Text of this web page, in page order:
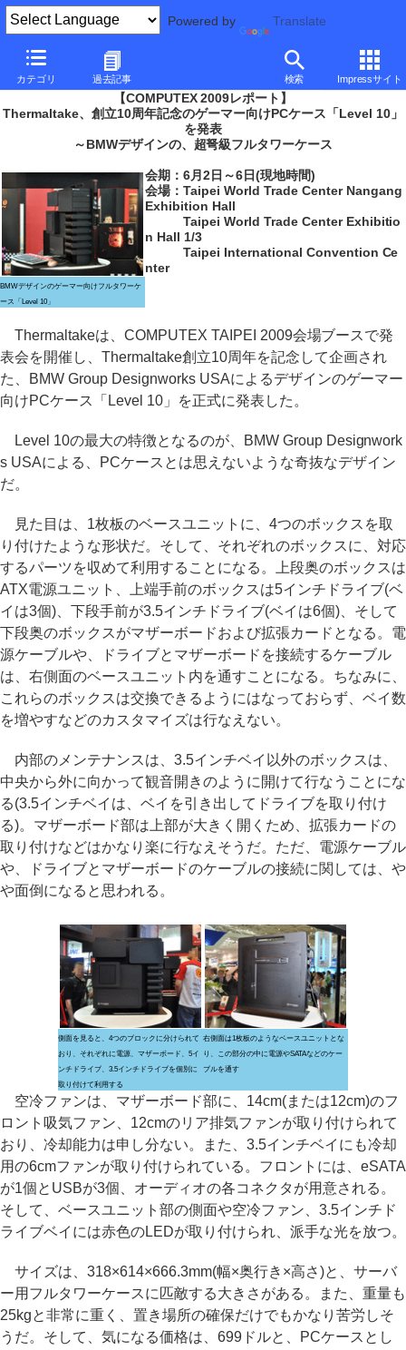
Powered by Translate
カテゴリ 過去記事 検索 Impressサイト
PC Watch イベント
2009
【COMPUTEX 2009レポート】
Thermaltake、創立10周年記念のゲーマー向けPCケース「Level 10」
を発表
～BMWデザインの、超弩級フルタワーケース
BMWデザインのゲーマー向けフルタワーケ
ース「Level 10」
会期：6月2日～6日(現地時間)
会場：Taipei World Trade Center Nangang
Exhibition Hall
Taipei World Trade Center Exhibitio
n Hall 1/3
Taipei International Convention Ce
nter
Thermaltakeは、COMPUTEX TAIPEI 2009会場ブースで発
表会を開催し、Thermaltake創立10周年を記念して企画され
た、BMW Group Designworks USAによるデザインのゲーマー
向けPCケース「Level 10」を正式に発表した。
Level 10の最大の特徴となるのが、BMW Group Designwork
s USAによる、PCケースとは思えないような奇抜なデザイン
だ。
見た目は、1枚板のベースユニットに、4つのボックスを取
り付けたような形状だ。そして、それぞれのボックスに、対応
するパーツを収めて利用することになる。上段奥のボックスは
ATX電源ユニット、上端手前のボックスは5インチドライブ(ベ
イは3個)、下段手前が3.5インチドライブ(ベイは6個)、そして
下段奥のボックスがマザーボードおよび拡張カードとなる。電
源ケーブルや、ドライブとマザーボードを接続するケーブル
は、右側面のベースユニット内を通すことになる。ちなみに、
これらのボックスは交換できるようにはなっておらず、ベイ数
を増やすなどのカスタマイズは行なえない。
内部のメンテナンスは、3.5インチベイ以外のボックスは、
中央から外に向かって観音開きのように開けて行なうことにな
る(3.5インチベイは、ベイを引き出してドライブを取り付け
る)。マザーボード部は上部が大きく開くため、拡張カードの
取り付けなどはかなり楽に行なえそうだ。ただ、電源ケーブル
や、ドライブとマザーボードのケーブルの接続に関しては、や
や面倒になると思われる。
側面を見ると、4つのブロックに分けられて
おり、それぞれに電源、マザーボード、5イ
ンチドライブ、3.5インチドライブを個別に
取り付けて利用する
右側面は1枚板のようなベースユニットとな
り、この部分の中に電源やSATAなどのケー
ブルを通す
空冷ファンは、マザーボード部に、14cm(または12cm)のフ
ロント吸気ファン、12cmのリア排気ファンが取り付けられて
おり、冷却能力は申し分ない。また、3.5インチベイにも冷却
用の6cmファンが取り付けられている。フロントには、eSATA
が1個とUSBが3個、オーディオの各コネクタが用意される。
そして、ベースユニット部の側面や空冷ファン、3.5インチド
ライブベイには赤色のLEDが取り付けられ、派手な光を放つ。
サイズは、318×614×666.3mm(幅×奥行き×高さ)と、サーバ
ー用フルタワーケースに匹敵する大きさがある。また、重量も
25kgと非常に重く、置き場所の確保だけでもかなり苦労しそ
うだ。そして、気になる価格は、699ドルと、PCケースとし